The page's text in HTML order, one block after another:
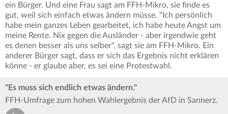
ein Bürger. Und eine Frau sagt am FFH-Mikro, sie finde es
gut, weil sich einfach etwas ändern müsse. "Ich persönlich
habe mein ganzes Leben gearbeitet, ich habe heute Angst um
meine Rente. Nix gegen die Ausländer - aber irgendwie geht
es denen besser als uns selber", sagt sie am FFH-Mikro. Ein
anderer Bürger sagt, dass er sich das Ergebnis nicht erklären
könne - er glaube aber, es sei eine Protestwahl.
"Es muss sich endlich etwas ändern."
FFH-Umfrage zum hohen Wahlergebnis der AfD in Sannerz.